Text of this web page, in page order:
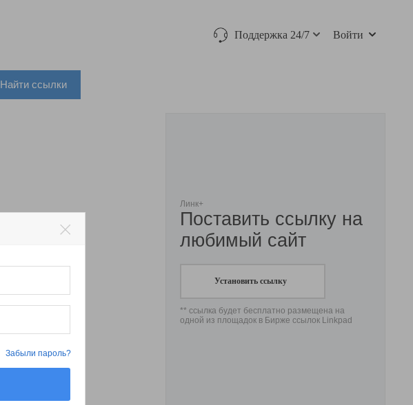
Поддержка 24/7 Войти
Найти ссылки
Линк+
Поставить ссылку на
любимый сайт
Установить ссылку
** ссылка будет бесплатно размещена на
одной из площадок в Бирже ссылок Linkpad
Забыли пароль?